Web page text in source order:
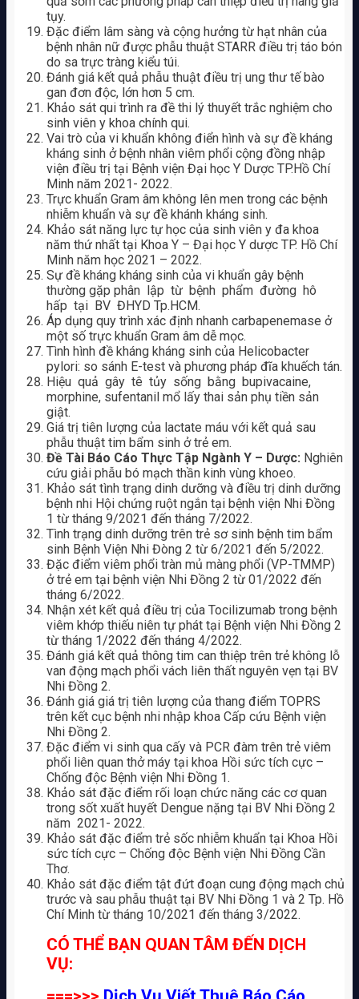
tụy.
Đặc điểm lâm sàng và cộng hưởng từ hạt nhân của
bệnh nhân nữ được phẫu thuật STARR điều trị táo bón
do sa trực tràng kiểu túi.
Đánh giá kết quả phẫu thuật điều trị ung thư tế bào
gan đơn độc, lớn hơn 5 cm.
Khảo sát qui trình ra đề thi lý thuyết trắc nghiệm cho
sinh viên y khoa chính qui.
Vai trò của vi khuẩn không điển hình và sự đề kháng
kháng sinh ở bệnh nhân viêm phổi cộng đồng nhập
viện điều trị tại Bệnh viện Đại học Y Dược TP.Hồ Chí
Minh năm 2021- 2022.
Trực khuẩn Gram âm không lên men trong các bệnh
nhiễm khuẩn và sự đề khánh kháng sinh.
Khảo sát năng lực tự học của sinh viên y đa khoa
năm thứ nhất tại Khoa Y – Đại học Y dược TP. Hồ Chí
Minh năm học 2021 – 2022.
Sự đề kháng kháng sinh của vi khuẩn gây bệnh
thường gặp phân lập từ bệnh phẩm đường hô
hấp tại BV ĐHYD Tp.HCM.
Áp dụng quy trình xác định nhanh carbapenemase ở
một số trực khuẩn Gram âm dễ mọc.
Tình hình đề kháng kháng sinh của Helicobacter
pylori: so sánh E-test và phương pháp đĩa khuếch tán.
Hiệu quả gây tê tủy sống bằng bupivacaine,
morphine, sufentanil mổ lấy thai sản phụ tiền sản
giật.
Giá trị tiên lượng của lactate máu với kết quả sau
phẫu thuật tim bẩm sinh ở trẻ em.
Đề Tài Báo Cáo Thực Tập Ngành Y – Dược: Nghiên
cứu giải phẫu bó mạch thần kinh vùng khoeo.
Khảo sát tình trạng dinh dưỡng và điều trị dinh dưỡng
bệnh nhi Hội chứng ruột ngắn tại bệnh viện Nhi Đồng
1 từ tháng 9/2021 đến tháng 7/2022.
Tình trạng dinh dưỡng trên trẻ sơ sinh bệnh tim bẩm
sinh Bệnh Viện Nhi Đòng 2 từ 6/2021 đến 5/2022.
Đặc điểm viêm phổi tràn mủ màng phổi (VP-TMMP)
ở trẻ em tại bệnh viện Nhi Đồng 2 từ 01/2022 đến
tháng 6/2022.
Nhận xét kết quả điều trị của Tocilizumab trong bệnh
viêm khớp thiếu niên tự phát tại Bệnh viện Nhi Đồng 2
từ tháng 1/2022 đến tháng 4/2022.
Đánh giá kết quả thông tim can thiệp trên trẻ không lỗ
van động mạch phổi vách liên thất nguyên vẹn tại BV
Nhi Đồng 2.
Đánh giá giá trị tiên lượng của thang điểm TOPRS
trên kết cục bệnh nhi nhập khoa Cấp cứu Bệnh viện
Nhi Đồng 2.
Đặc điểm vi sinh qua cấy và PCR đàm trên trẻ viêm
phổi liên quan thở máy tại khoa Hồi sức tích cực –
Chống độc Bệnh viện Nhi Đồng 1.
Khảo sát đặc điểm rối loạn chức năng các cơ quan
trong sốt xuất huyết Dengue nặng tại BV Nhi Đồng 2
năm 2021- 2022.
Khảo sát đặc điểm trẻ sốc nhiễm khuẩn tại Khoa Hồi
sức tích cực – Chống độc Bệnh viện Nhi Đồng Cần
Thơ.
Khảo sát đặc điểm tật đứt đoạn cung động mạch chủ
trước và sau phẫu thuật tại BV Nhi Đồng 1 và 2 Tp. Hồ
Chí Minh từ tháng 10/2021 đến tháng 3/2022.
CÓ THỂ BẠN QUAN TÂM ĐẾN DỊCH
VỤ: